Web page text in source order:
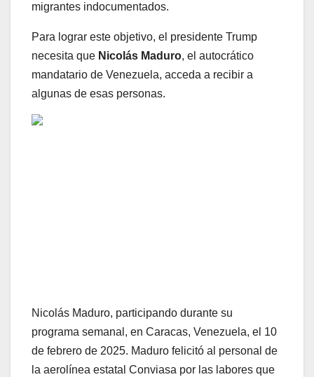
migrantes indocumentados.
Para lograr este objetivo, el presidente Trump
necesita que Nicolás Maduro, el autocrático
mandatario de Venezuela, acceda a recibir a
algunas de esas personas.
Nicolás Maduro, participando durante su
programa semanal, en Caracas, Venezuela, el 10
de febrero de 2025. Maduro felicitó al personal de
la aerolínea estatal Conviasa por las labores que